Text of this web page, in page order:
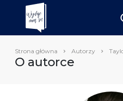
Strona główna Autorzy
O autorce